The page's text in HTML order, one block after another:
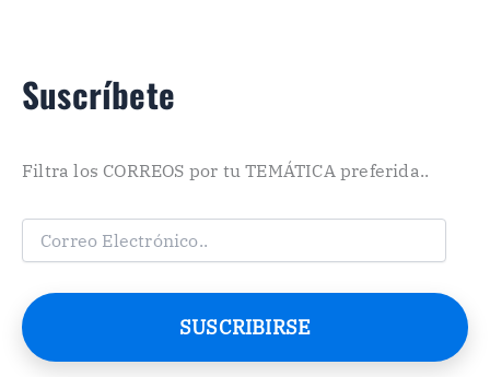
Suscríbete
Filtra los CORREOS por tu TEMÁTICA preferida..
C
e
o
SUSCRIBIRSE